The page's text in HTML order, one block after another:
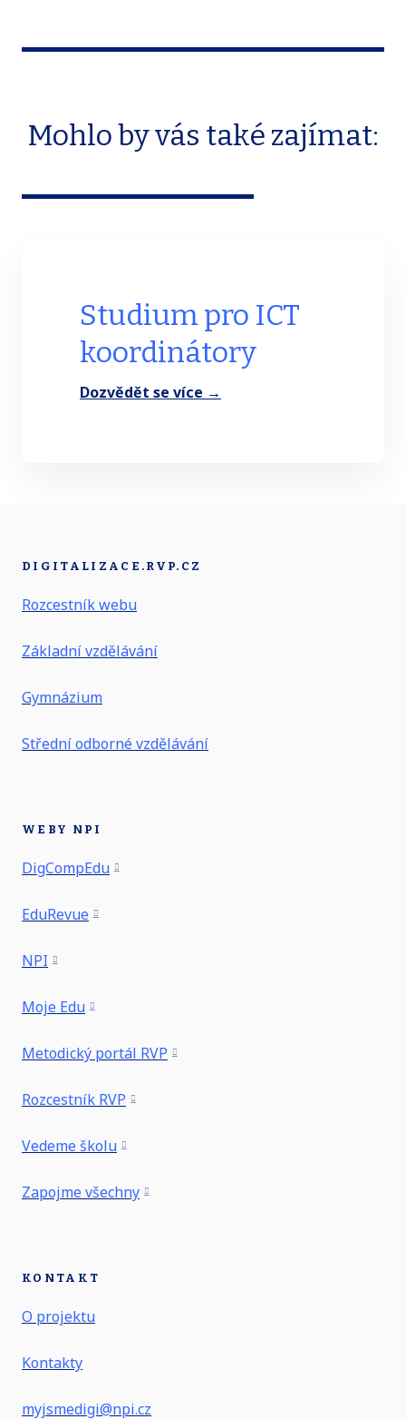
Mohlo by vás také zajímat:
Studium pro ICT
koordinátory
Dozvědět se více →
DIGITALIZACE.RVP.CZ
Rozcestník webu
Základní vzdělávání
Gymnázium
Střední odborné vzdělávání
WEBY NPI
DigCompEdu
EduRevue
NPI
Moje Edu
Metodický portál RVP
Rozcestník RVP
Vedeme školu
Zapojme všechny
KONTAKT
O projektu
Kontakty
myjsmedigi@npi.cz